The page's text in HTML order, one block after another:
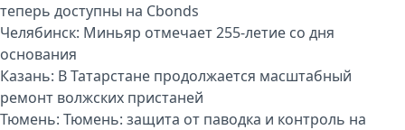
теперь доступны на Cbonds
Челябинск: Миньяр отмечает 255-летие со дня
основания
Казань: В Татарстане продолжается масштабный
ремонт волжских пристаней
Тюмень: Тюмень: защита от паводка и контроль на